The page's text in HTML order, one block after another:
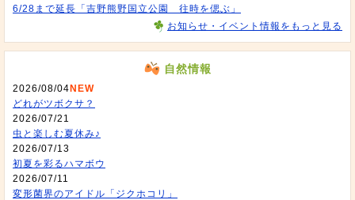
6/28まで延長「吉野熊野国立公園 往時を偲ぶ」
お知らせ・イベント情報をもっと見る
自然情報
2026/08/04NEW
どれがツボクサ？
2026/07/21
虫と楽しむ夏休み♪
2026/07/13
初夏を彩るハマボウ
2026/07/11
変形菌界のアイドル「ジクホコリ」